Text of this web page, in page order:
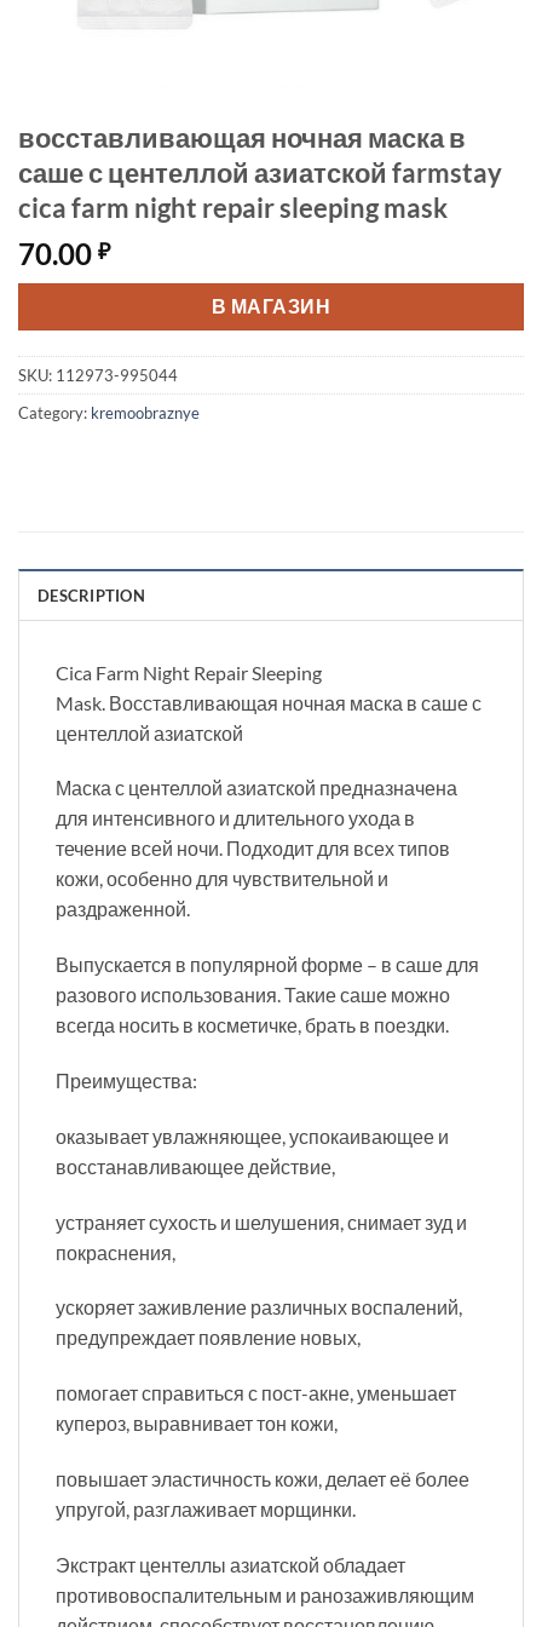
восставливающая ночная маска в
саше с центеллой азиатской farmstay
cica farm night repair sleeping mask
70.00 ₽
В МАГАЗИН
SKU: 112973-995044
Category: kremoobraznye
DESCRIPTION
Cica Farm Night Repair Sleeping
Mask. Восставливающая ночная маска в саше с
центеллой азиатской
Маска с центеллой азиатской предназначена
для интенсивного и длительного ухода в
течение всей ночи. Подходит для всех типов
кожи, особенно для чувствительной и
раздраженной.
Выпускается в популярной форме – в саше для
разового использования. Такие саше можно
всегда носить в косметичке, брать в поездки.
Преимущества:
оказывает увлажняющее, успокаивающее и
восстанавливающее действие,
устраняет сухость и шелушения, снимает зуд и
покраснения,
ускоряет заживление различных воспалений,
предупреждает появление новых,
помогает справиться с пост-акне, уменьшает
купероз, выравнивает тон кожи,
повышает эластичность кожи, делает её более
упругой, разглаживает морщинки.
Экстракт центеллы азиатской обладает
противовоспалительным и ранозаживляющим